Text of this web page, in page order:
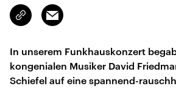
Link
kopieren/teilen
Email
In unserem Funkhauskonzert
kongenialen Musiker David
Schiefel auf eine spannend-